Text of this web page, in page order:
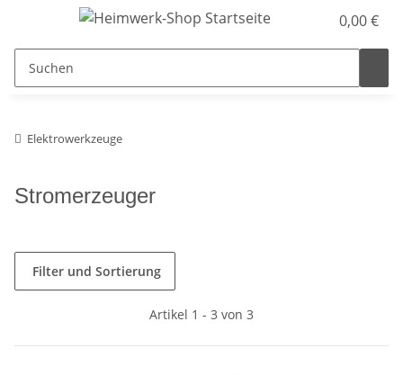
0,00 €
Elektrowerkzeuge
Stromerzeuger
Filter und Sortierung
Artikel 1 - 3 von 3